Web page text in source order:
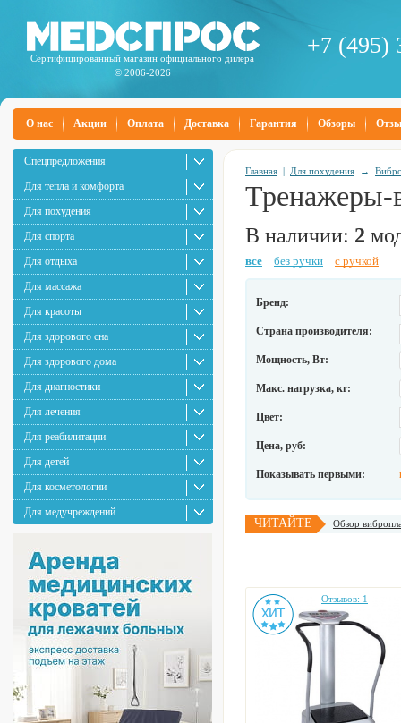
Сертифицированный магазин официального дилера
© 2006-2026
+7 (495)
О нас Акции Оплата Доставка Гарантия Обзоры
Спецпредложения
Для тепла и комфорта
Для похудения
Для спорта
Для отдыха
Для массажа
Для красоты
Для здорового сна
Для здорового дома
Для диагностики
Для лечения
Для реабилитации
Для детей
Для косметологии
Для медучреждений
Главная | Для похудения →
Тренажеры-
В наличии: 2
все без ручки с ручкой
Бренд:
Страна производителя:
Мощность, Вт:
Макс. нагрузка, кг:
Цвет:
Цена, руб:
Показывать первыми:
ЧИТАЙТЕ Обзор
Отзывов: 1